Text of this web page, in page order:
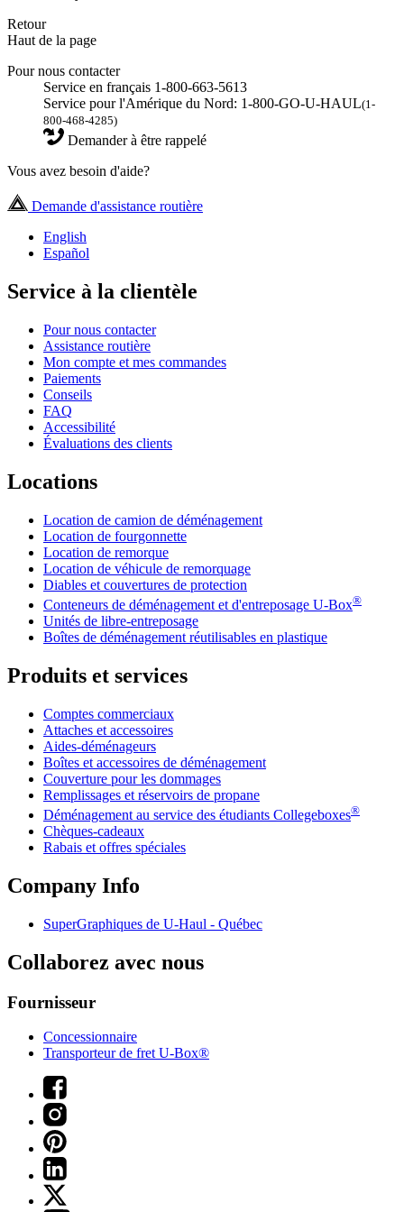
Retour
Haut de la page
Pour nous contacter
Service en français 1-800-663-5613
Service pour l'Amérique du Nord: 1-800-GO-U-HAUL(1-
800-468-4285)
Demander à être rappelé
Vous avez besoin d'aide?
Demande d'assistance routière
English
Español
Service à la clientèle
Pour nous contacter
Assistance routière
Mon compte et mes commandes
Paiements
Conseils
FAQ
Accessibilité
Évaluations des clients
Locations
Location de camion de déménagement
Location de fourgonnette
Location de remorque
Location de véhicule de remorquage
Diables et couvertures de protection
Conteneurs de déménagement et d'entreposage U-Box®
Unités de libre-entreposage
Boîtes de déménagement réutilisables en plastique
Produits et services
Comptes commerciaux
Attaches et accessoires
Aides-déménageurs
Boîtes et accessoires de déménagement
Couverture pour les dommages
Remplissages et réservoirs de propane
Déménagement au service des étudiants Collegeboxes®
Chèques-cadeaux
Rabais et offres spéciales
Company Info
SuperGraphiques de U-Haul - Québec
Collaborez avec nous
Fournisseur
Concessionnaire
Transporteur de fret U-Box®